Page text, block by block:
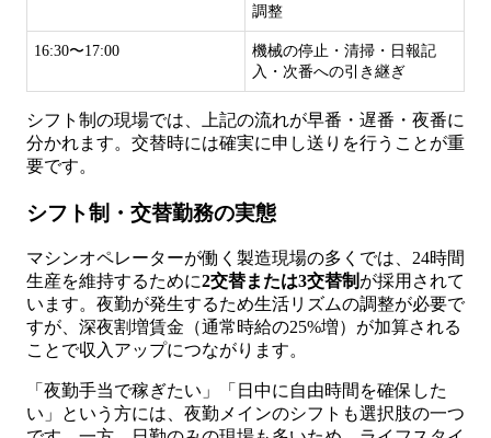
調整
16:30〜17:00
機械の停止・清掃・日報記
入・次番への引き継ぎ
シフト制の現場では、上記の流れが早番・遅番・夜番に
分かれます。交替時には確実に申し送りを行うことが重
要です。
シフト制・交替勤務の実態
マシンオペレーターが働く製造現場の多くでは、24時間
生産を維持するために2交替または3交替制 が採用されて
います。夜勤が発生するため生活リズムの調整が必要で
すが、深夜割増賃金（通常時給の25%増）が加算される
ことで収入アップにつながります。
「夜勤手当で稼ぎたい」「日中に自由時間を確保した
い」という方には、夜勤メインのシフトも選択肢の一つ